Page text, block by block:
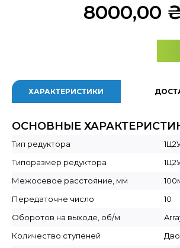
8000,00
ХАРАКТЕРИСТИКИ
ОСНОВНЫЕ
Тип редуктора
Типоразмер редуктора
Межосевое расстояние, мм
Передаточне число
10
Оборотов на выходе, об/м
Количество ступеней